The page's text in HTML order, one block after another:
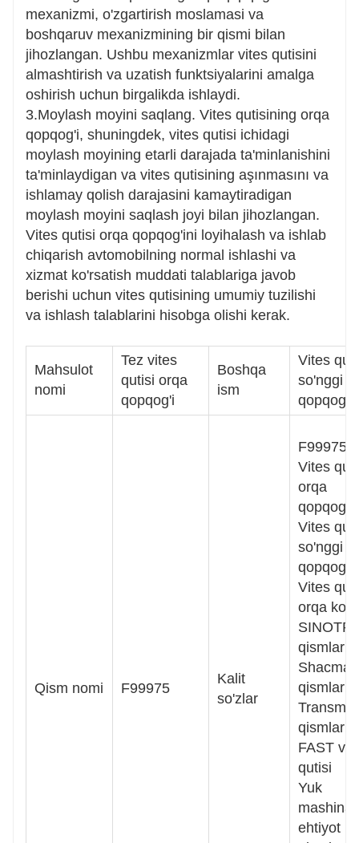
mexanizmi, o'zgartirish moslamasi va
boshqaruv mexanizmining bir qismi bilan
jihozlangan. Ushbu mexanizmlar vites qutisini
almashtirish va uzatish funktsiyalarini amalga
oshirish uchun birgalikda ishlaydi.
3.Moylash moyini saqlang. Vites qutisining orqa
qopqog'i, shuningdek, vites qutisi ichidagi
moylash moyining etarli darajada ta'minlanishini
ta'minlaydigan va vites qutisining aşınmasını va
ishlamay qolish darajasini kamaytiradigan
moylash moyini saqlash joyi bilan jihozlangan.
Vites qutisi orqa qopqog'ini loyihalash va ishlab
chiqarish avtomobilning normal ishlashi va
xizmat ko'rsatish muddati talablariga javob
berishi uchun vites qutisining umumiy tuzilishi
va ishlash talablarini hisobga olishi kerak.
Mahsulot
nomi
Tez vites
qutisi orqa
qopqog'i
Boshqa
ism
Vites
so'nggi
qopqog'i
Qism nomi F99975
Kalit
so'zlar
F99975
Vites
orqa
qopqog'i
Vites
so'nggi
qopqog'i
Vites
orqa
qismlari
Shacman
qismlari
qismlari
FAST
qutisi
Yuk
ehtiyot